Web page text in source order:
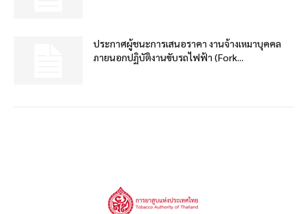
ประกาศผู้ชนะการเสนอราคา งานจ้างเหมาบุคคล
ภายนอกปฏิบัติงานขับรถไฟฟ้า (Fork...